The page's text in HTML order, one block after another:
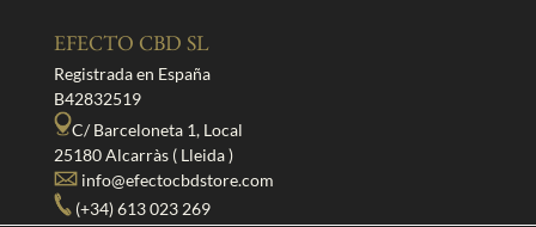
EFECTO CBD SL
Registrada en España
B42832519
C/ Barceloneta 1, Local
25180 Alcarràs ( Lleida )
info@efectocbdstore.com
(+34) 613 023 269